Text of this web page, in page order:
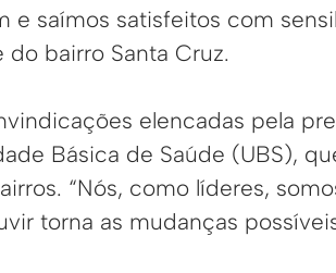
e saímos satisfeitos com
bairro Santa Cruz.
elencadas pela
Básica de Saúde (UBS),
“Nós, como líderes,
torna as mudanças